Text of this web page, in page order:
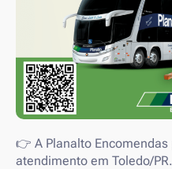
👉 A Planalto
atendimento em Toledo/PR.